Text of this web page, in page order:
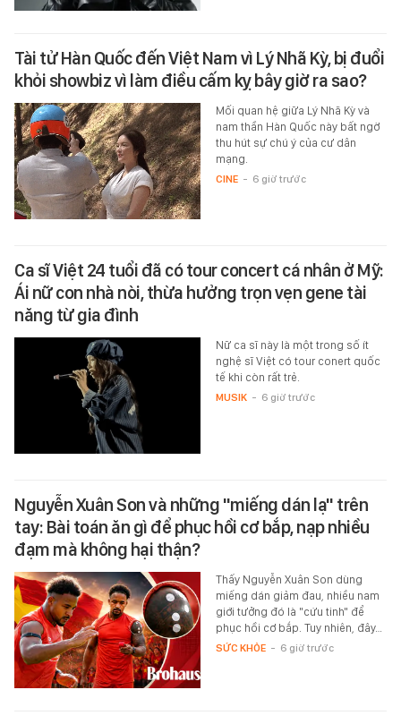
Tài tử Hàn Quốc đến Việt Nam vì Lý Nhã Kỳ, bị đuổi
khỏi showbiz vì làm điều cấm kỵ bây giờ ra sao?
Mối quan hệ giữa Lý Nhã Kỳ và
nam thần Hàn Quốc này bất ngờ
thu hút sự chú ý của cư dân
mạng.
CINE - 6 giờ trước
Ca sĩ Việt 24 tuổi đã có tour concert cá nhân ở Mỹ:
Ái nữ con nhà nòi, thừa hưởng trọn vẹn gene tài
năng từ gia đình
Nữ ca sĩ này là một trong số ít
nghệ sĩ Việt có tour conert quốc
tế khi còn rất trẻ.
MUSIK - 6 giờ trước
Nguyễn Xuân Son và những "miếng dán lạ" trên
tay: Bài toán ăn gì để phục hồi cơ bắp, nạp nhiều
đạm mà không hại thận?
Thấy Nguyễn Xuân Son dùng
miếng dán giảm đau, nhiều nam
giới tưởng đó là "cứu tinh" để
phục hồi cơ bắp. Tuy nhiên, đây…
SỨC KHỎE - 6 giờ trước